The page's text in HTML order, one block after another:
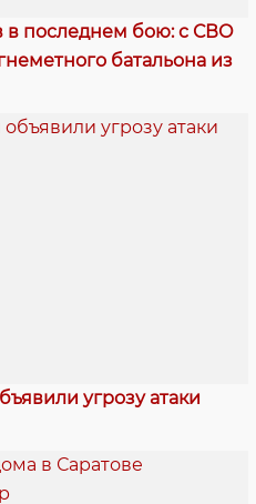
в последнем бою: с СВО
батальона из
угрозу атаки